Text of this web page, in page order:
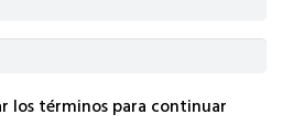
los términos para continuar